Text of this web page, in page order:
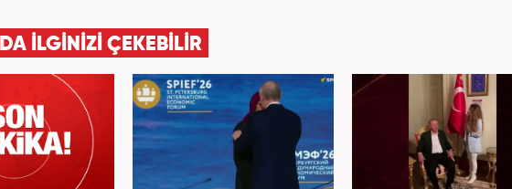
İLGİNİZİ ÇEKEBİLİR